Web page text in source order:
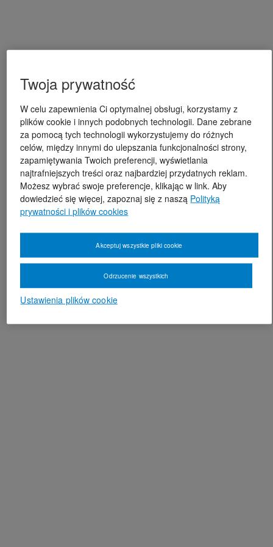
Twoja prywatność
W celu zapewnienia Ci optymalnej obsługi, korzystamy z
plików cookie i innych podobnych technologii. Dane zebrane
za pomocą tych technologii wykorzystujemy do różnych
celów, między innymi do ulepszania funkcjonalności strony,
zapamiętywania Twoich preferencji, wyświetlania
najtrafniejszych treści oraz najbardziej przydatnych reklam.
Możesz wybrać swoje preferencje, klikając w link. Aby
dowiedzieć się więcej, zapoznaj się z naszą Polityką
prywatności i plików cookies
Ustawienia plików cookie
Odrzucenie wszystkich
Akceptuj wszystkie pliki cookie